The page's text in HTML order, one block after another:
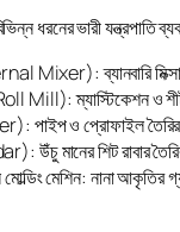
ধরনের ভারী যন্ত্রপাতি
Mixer): ব্যানবারি
Mill): ম্যাস্টিকেশন ও
পাইপ ও প্রোফাইল
উঁচু মানের শিট রাবার
মেশিন: নানা আকৃতির